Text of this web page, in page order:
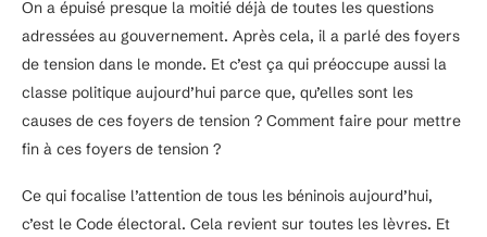
On a épuisé presque la moitié déjà de toutes les questions
adressées au gouvernement. Après cela, il a parlé des foyers
de tension dans le monde. Et c’est ça qui préoccupe aussi la
classe politique aujourd’hui parce que, qu’elles sont les
causes de ces foyers de tension ? Comment faire pour mettre
fin à ces foyers de tension ?
Ce qui focalise l’attention de tous les béninois aujourd’hui,
c’est le Code électoral. Cela revient sur toutes les lèvres. Et